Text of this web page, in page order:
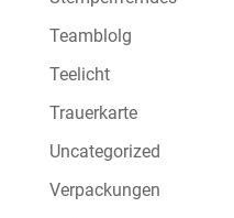
Teamblolg
Teelicht
Trauerkarte
Uncategorized
Verpackungen